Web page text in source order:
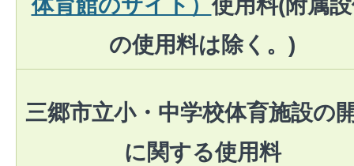
体育館のサイト）使用料(附属
の使用料は除く。)
三郷市立小・中学校体育施設の
に関する使用料